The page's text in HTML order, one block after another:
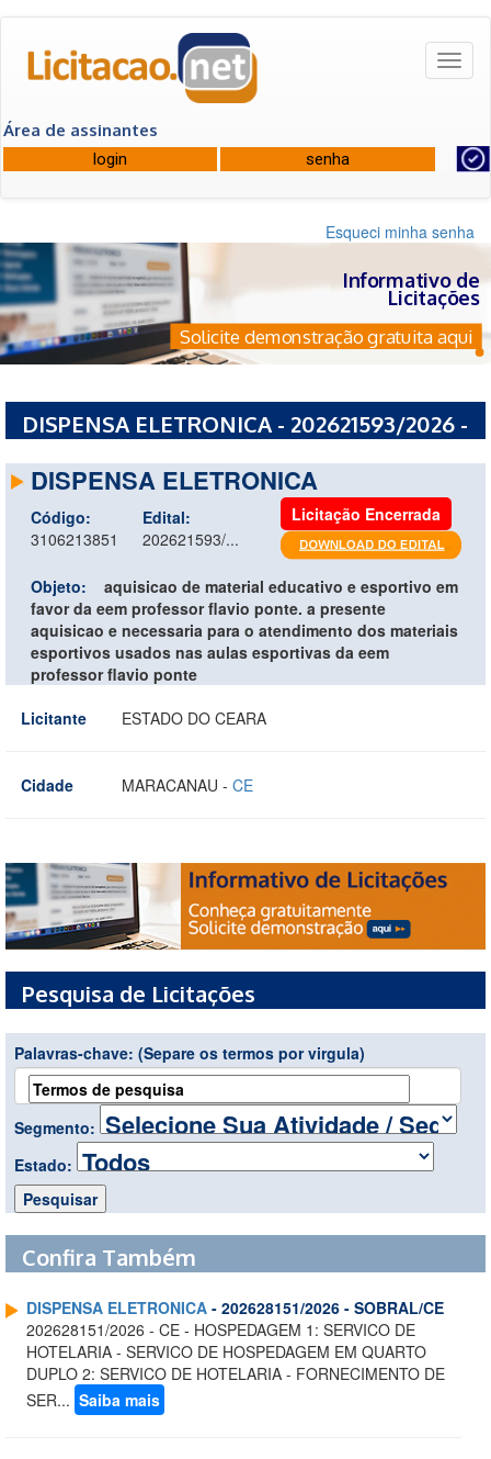
Área de assinantes
Esqueci minha senha
Informativo de
Licitações
Solicite demonstração gratuita aqui
DISPENSA ELETRONICA - 202621593/2026 -
DISPENSA ELETRONICA
Código:
3106213851
Edital:
202621593/...
Licitação Encerrada
Objeto:
aquisicao de material educativo e esportivo em
favor da eem professor flavio ponte. a presente
aquisicao e necessaria para o atendimento dos materiais
esportivos usados nas aulas esportivas da eem
professor flavio ponte
Licitante
ESTADO DO CEARA
Cidade MARACANAU - CE
Pesquisa de Licitações
Palavras-chave: (Separe os termos por virgula)
Segmento:
Estado:
Confira Também
DISPENSA ELETRONICA - 202628151/2026 - SOBRAL/CE
202628151/2026 - CE - HOSPEDAGEM 1: SERVICO DE
HOTELARIA - SERVICO DE HOSPEDAGEM EM QUARTO
DUPLO 2: SERVICO DE HOTELARIA - FORNECIMENTO DE
SER... Saiba mais